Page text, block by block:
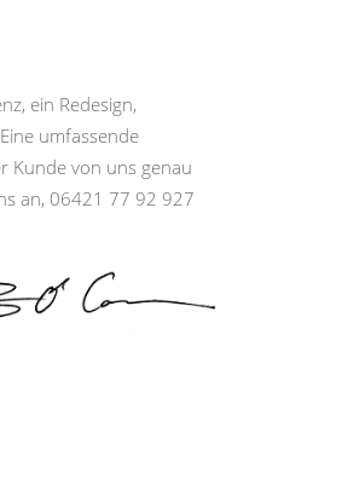
ein Redesign,
umfassende
Kunde von uns genau
an, 06421 77 92 927